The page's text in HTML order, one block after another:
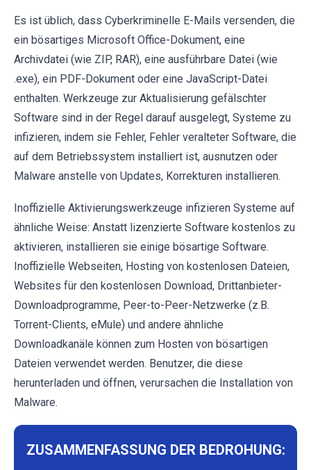
Es ist üblich, dass Cyberkriminelle E-Mails versenden, die
ein bösartiges Microsoft Office-Dokument, eine
Archivdatei (wie ZIP, RAR), eine ausführbare Datei (wie
.exe), ein PDF-Dokument oder eine JavaScript-Datei
enthalten. Werkzeuge zur Aktualisierung gefälschter
Software sind in der Regel darauf ausgelegt, Systeme zu
infizieren, indem sie Fehler, Fehler veralteter Software, die
auf dem Betriebssystem installiert ist, ausnutzen oder
Malware anstelle von Updates, Korrekturen installieren.
Inoffizielle Aktivierungswerkzeuge infizieren Systeme auf
ähnliche Weise: Anstatt lizenzierte Software kostenlos zu
aktivieren, installieren sie einige bösartige Software.
Inoffizielle Webseiten, Hosting von kostenlosen Dateien,
Websites für den kostenlosen Download, Drittanbieter-
Downloadprogramme, Peer-to-Peer-Netzwerke (z.B.
Torrent-Clients, eMule) und andere ähnliche
Downloadkanäle können zum Hosten von bösartigen
Dateien verwendet werden. Benutzer, die diese
herunterladen und öffnen, verursachen die Installation von
Malware.
ZUSAMMENFASSUNG DER BEDROHUNG: